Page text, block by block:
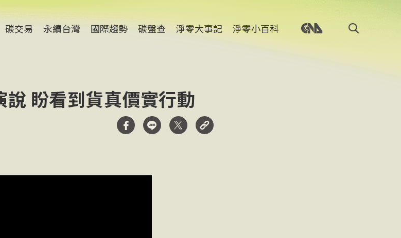
碳交易 永續台灣 國際趨勢 碳盤查 淨零大事記 淨零小百科
盼看到貨真價實行動